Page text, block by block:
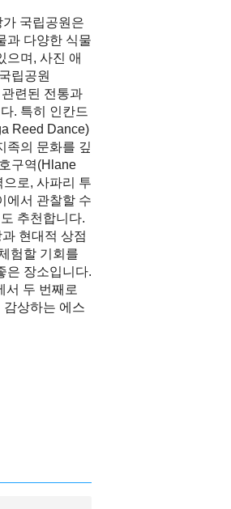
국립공원은
과 다양한 식물
으며, 사진 애
립공원
련된 전통과
. 특히 인칸드
Reed Dance)
족의 문화를 깊
구역(Hlane
로, 사파리 투
에서 관찰할 수
추천합니다.
현대적 상점
험할 기회를
은 장소입니다.
서 두 번째로
상하는 에스